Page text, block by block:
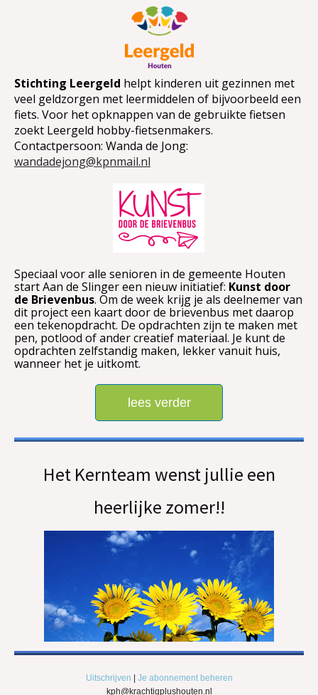
Stichting Leergeld helpt kinderen uit gezinnen met
veel geldzorgen met leermiddelen of bijvoorbeeld een
fiets. Voor het opknappen van de gebruikte fietsen
zoekt Leergeld hobby-fietsenmakers.
Contactpersoon: Wanda de Jong:
wandadejong@kpnmail.nl
Speciaal voor alle senioren in de gemeente Houten
start Aan de Slinger een nieuw initiatief: Kunst door
de Brievenbus. Om de week krijg je als deelnemer van
dit project een kaart door de brievenbus met daarop
een tekenopdracht. De opdrachten zijn te maken met
pen, potlood of ander creatief materiaal. Je kunt de
opdrachten zelfstandig maken, lekker vanuit huis,
wanneer het je uitkomt.
lees verder
Het Kernteam wenst jullie een
heerlijke zomer!!
Uitschrijven
Je abonnement beheren
kph@krachtigplushouten.nl